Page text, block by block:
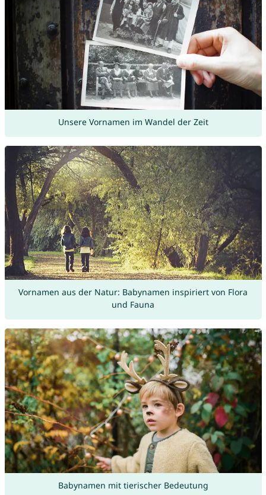
Unsere Vornamen im Wandel der Zeit
Vornamen aus der Natur: Babynamen inspiriert von Flora
und Fauna
Babynamen mit tierischer Bedeutung